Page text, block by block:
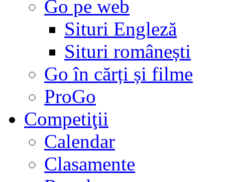
Go pe web
Situri Engleză
Situri românești
Go în cărți și filme
ProGo
Competiţii
Calendar
Clasamente